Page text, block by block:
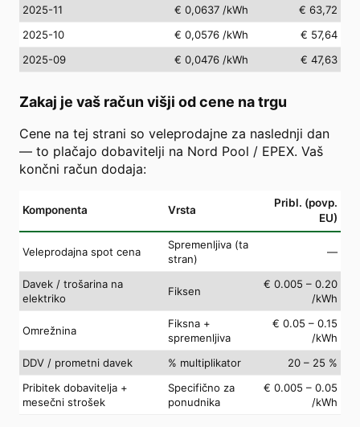
2025-11
€ 0,0637 /kWh
€ 63,72
2025-10
€ 0,0576 /kWh
€ 57,64
2025-09
€ 0,0476 /kWh € 47,63
Zakaj je vaš račun višji od cene na trgu
Cene na tej strani so veleprodajne za naslednji dan
— to plačajo dobavitelji na Nord Pool / EPEX. Vaš
končni račun dodaja:
Komponenta Vrsta
Pribl. (povp.
EU)
Veleprodajna spot cena
Spremenljiva (ta
stran)
—
Davek / trošarina na
elektriko
Fiksen
€ 0.005 – 0.20
/kWh
Omrežnina
Fiksna +
spremenljiva
€ 0.05 – 0.15
/kWh
DDV / prometni davek
% multiplikator
20 – 25 %
Pribitek dobavitelja +
mesečni strošek
Specifično za
ponudnika
€ 0.005 – 0.05
/kWh